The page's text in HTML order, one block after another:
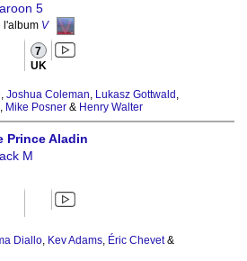
5
l'album V
7
UK
, Joshua Coleman, Lukasz Gottwald ,
, Mike Posner & Henry Walter
Prince Aladin
M
Diallo, Kev Adams, Éric Chevet&